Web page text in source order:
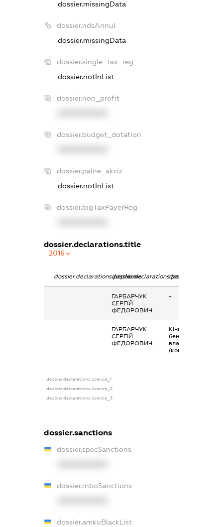
dossier.missingData
dossier.ndsAnnul
dossier.missingData
dossier.single_tax_reg
dossier.notInList
dossier.non_profit
dossier.budget_dotation
dossier.palne_akciz
dossier.notInList
dossier.bigTaxPayerReg
dossier.declarations.title
2016
dossier.declarations.pepNamedossier.declarations.personName
ГАРБАРЧУК
СЕРГІЙ
ФЕДОРОВИЧ
-
ГАРБАРЧУК
СЕРГІЙ
ФЕДОРОВИЧ
Кінцевий
бенефіціарний
власник
(контролер)
dossier.declarations.license_1
dossier.declarations.license_2
dossier.declarations.license_3
dossier.sanctions
dossier.specSanctions
dossier.rnboSanctions
dossier.amkuBlackList